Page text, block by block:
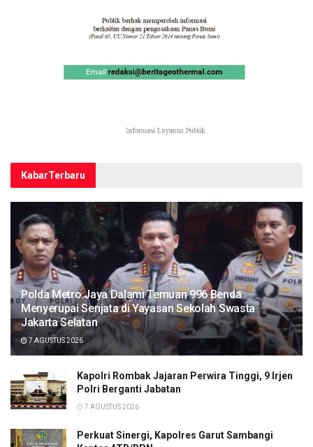
KabarTerbaru
Polda Metro Jaya Dalami Temuan 996 Benda
Menyerupai Senjata di Yayasan Sekolah Swasta
Jakarta Selatan
7 AGUSTUS 2026
Kapolri Rombak Jajaran Perwira Tinggi, 9 Irjen
Polri Berganti Jabatan
7 AGUSTUS 2026
Perkuat Sinergi, Kapolres Garut Sambangi